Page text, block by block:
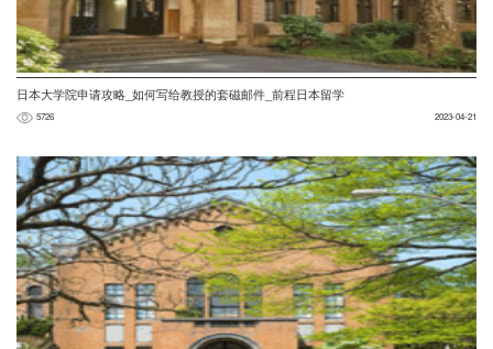
日本大学院申请攻略_如何写给教授的套磁邮件_前程日本留学
5726 2023-04-21